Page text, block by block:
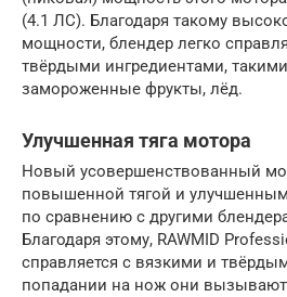
(4.1 ЛС). Благодаря такому
мощности, блендер легко
твёрдыми ингредиентами,
замороженные фрукты, лёд.
Улучшенная тяга мотора
Новый усовершенствованный
повышенной тягой и
по сравнению с другими
Благодаря этому, RAWMID
справляется с вязкими и
попадании на нож они